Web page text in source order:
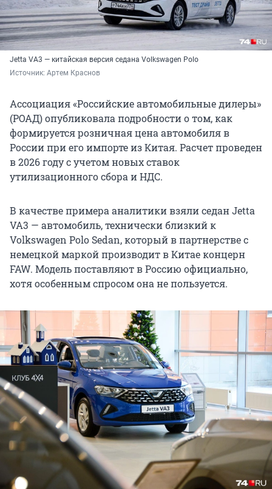
Jetta VA3 — китайская версия седана Volkswagen Polo
Источник: Артем Краснов
Ассоциация «Российские автомобильные дилеры»
(РОАД) опубликовала подробности о том, как
формируется розничная цена автомобиля в
России при его импорте из Китая. Расчет проведен
в 2026 году с учетом новых ставок
утилизационного сбора и НДС.
В качестве примера аналитики взяли седан Jetta
VA3 — автомобиль, технически близкий к
Volkswagen Polo Sedan, который в партнерстве с
немецкой маркой производит в Китае концерн
FAW. Модель поставляют в Россию официально,
хотя особенным спросом она не пользуется.